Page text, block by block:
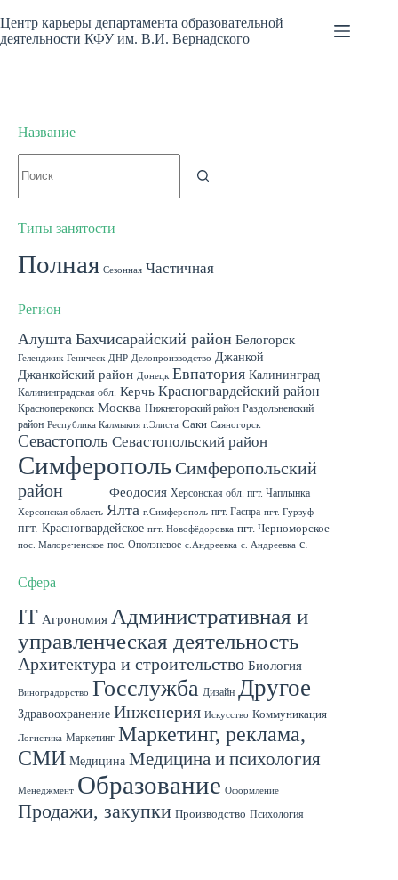
к
сути
Центр карьеры департамента образовательной
деятельности КФУ им. В.И. Вернадского
Название
не
Типы занятости
Полная Сезонная Частичная
Регион
Алушта Бахчисарайский район Белогорск
Геленджик Геническ ДНР Делопроизводство Джанкой
Джанкойский район Донецк Евпатория Калининград
Калининградская обл. Керчь Красногвардейский район
Красноперекопск Москва Нижнегорский район Раздольненский
район Республика Калмыкия г.Элиста Саки Саяногорск
Севастополь Севастопольский район
СимферопольСимферопольский
район
Феодосия Херсонская обл. пгт. Чаплынка
Херсонская область Ялта г.Симферополь пгт. Гаспра пгт. Гурзуф
пгт. Красногвардейское пгт. Новофёдоровка пгт. Черноморское
пос. Малореченское пос. Оползневое с.Андреевка с. Андреевка с.
с.Школьное
Сфера
IT Агрономия Административная и
управленческая деятельность
Архитектура и строительство Биология
Виноградорство Госслужба Дизайн Другое
Здравоохранение Инженерия Искусство Коммуникация
Логистика Маркетинг Маркетинг, реклама,
СМИ Медицина Медицина и психология
Менеджмент Образование Оформление
Продажи, закупки Производство Психология